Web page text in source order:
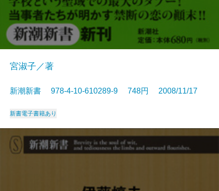
宮淑子／著
新潮新書 978-4-10-610289-9 748円 2008/11/17
新書電子書籍あり